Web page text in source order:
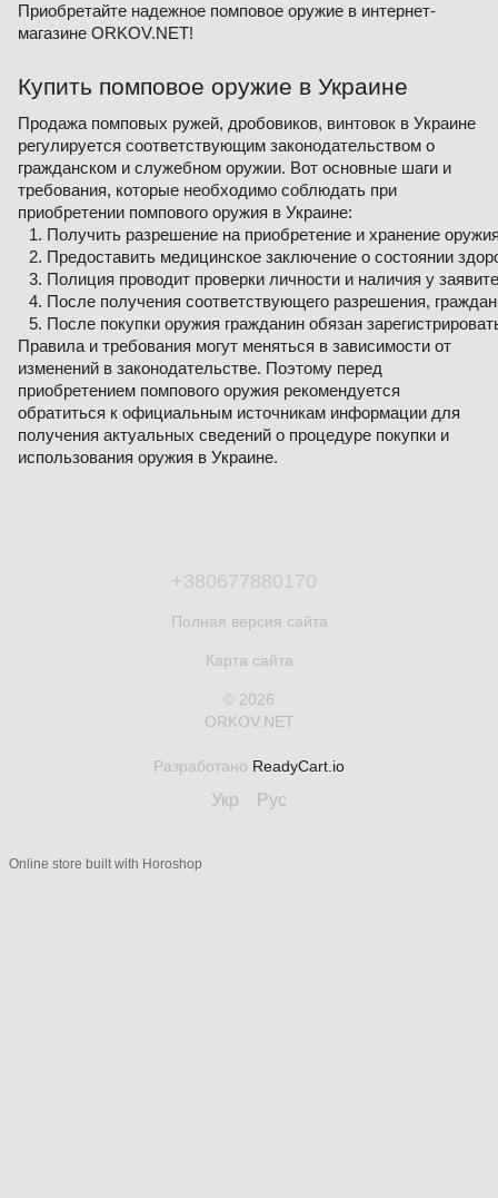
Приобретайте надежное помповое оружие в интернет-
магазине ORKOV.NET!
Купить помповое оружие в Украине
Продажа помповых ружей, дробовиков, винтовок в Украине
регулируется соответствующим законодательством о
гражданском и служебном оружии. Вот основные шаги и
требования, которые необходимо соблюдать при
приобретении помпового оружия в Украине:
Получить разрешение на приобретение и хранение
Предоставить медицинское заключение о состоянии
Полиция проводит проверки личности и наличия у
После получения соответствующего разрешения,
После покупки оружия гражданин обязан
Правила и требования могут меняться в зависимости от
изменений в законодательстве. Поэтому перед
приобретением помпового оружия рекомендуется
обратиться к официальным источникам информации для
получения актуальных сведений о процедуре покупки и
использования оружия в Украине.
+380677880170
Полная версия сайта
Карта сайта
© 2026
ORKOV.NET
Разработано ReadyCart.io
Укр Рус
Online store built with Horoshop